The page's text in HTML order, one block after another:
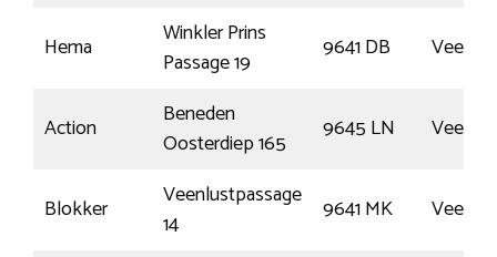
Hema
Winkler Prins
Passage 19
9641 DB
Action
Beneden
Oosterdiep 165
9645 LN
Blokker
Veenlustpassage
14
9641 MK